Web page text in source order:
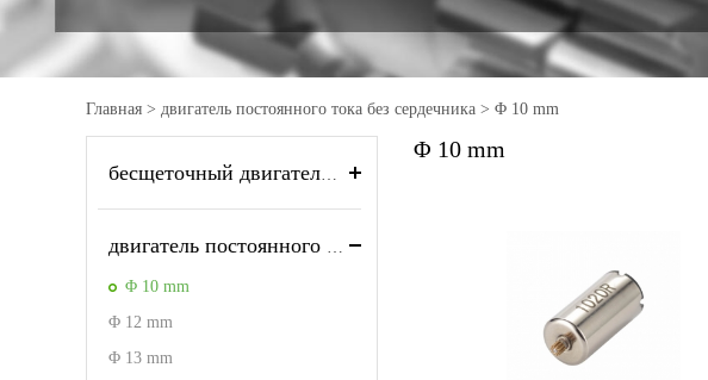
Главная > двигатель постоянного тока без сердечника > Φ 10 mm
Φ 10 mm
Φ 12 mm
Φ 13 mm
Φ 10 mm